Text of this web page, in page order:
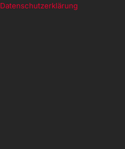
Datenschutzerklärung